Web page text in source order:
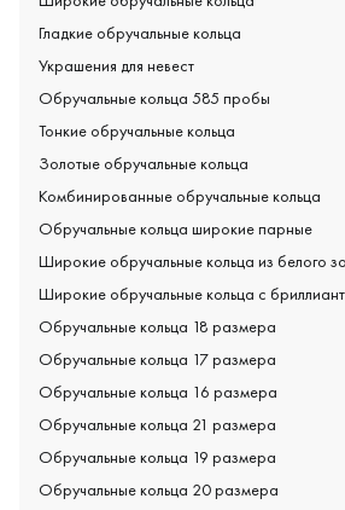
Гладкие обручальные кольца
Украшения для невест
Обручальные кольца 585 пробы
Тонкие обручальные кольца
Золотые обручальные кольца
Комбинированные обручальные кольца
Обручальные кольца широкие парные
Широкие обручальные кольца из белого
Широкие обручальные кольца с
Обручальные кольца 18 размера
Обручальные кольца 17 размера
Обручальные кольца 16 размера
Обручальные кольца 21 размера
Обручальные кольца 19 размера
Обручальные кольца 20 размера